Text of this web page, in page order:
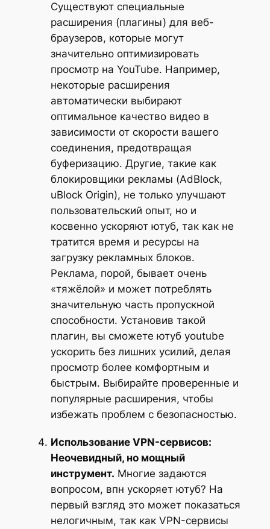
Существуют специальные
расширения (плагины) для веб-
браузеров, которые могут
значительно оптимизировать
просмотр на YouTube. Например,
некоторые расширения
автоматически выбирают
оптимальное качество видео в
зависимости от скорости вашего
соединения, предотвращая
буферизацию. Другие, такие как
блокировщики рекламы (AdBlock,
uBlock Origin), не только улучшают
пользовательский опыт, но и
косвенно ускоряют ютуб, так как не
тратится время и ресурсы на
загрузку рекламных блоков.
Реклама, порой, бывает очень
«тяжёлой» и может потреблять
значительную часть пропускной
способности. Установив такой
плагин, вы сможете ютуб youtube
ускорить без лишних усилий, делая
просмотр более комфортным и
быстрым. Выбирайте проверенные и
популярные расширения, чтобы
избежать проблем с безопасностью.
Использование VPN-сервисов:
Неочевидный, но мощный
инструмент. Многие задаются
вопросом, впн ускоряет ютуб? На
первый взгляд это может показаться
нелогичным, так как VPN-сервисы